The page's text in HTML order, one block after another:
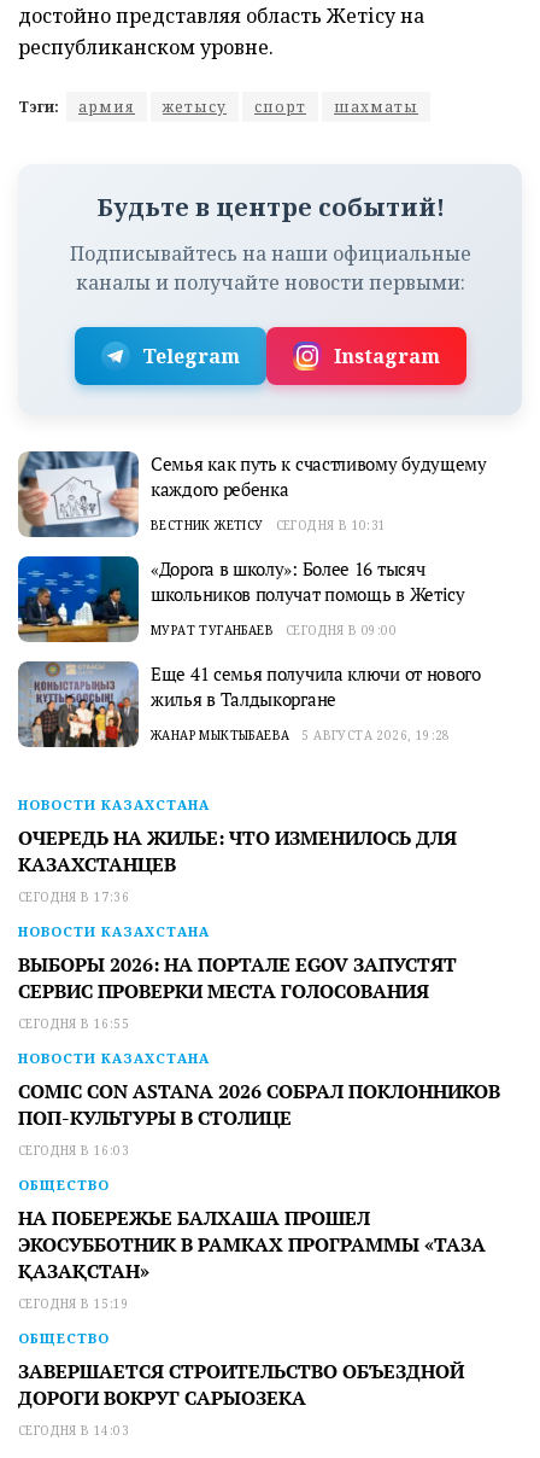
достойно представляя область Жетісу на
республиканском уровне.
Тэги: армия жетысу спорт шахматы
Будьте в центре событий!
Подписывайтесь на наши официальные
каналы и получайте новости первыми:
Telegram Instagram
Семья как путь к счастливому будущему
каждого ребенка
ВЕСТНИК ЖЕТІСУ СЕГОДНЯ В 10:31
«Дорога в школу»: Более 16 тысяч
школьников получат помощь в Жетісу
МУРАТ ТУГАНБАЕВ СЕГОДНЯ В 09:00
Еще 41 семья получила ключи от нового
жилья в Талдыкоргане
ЖАНАР МЫКТЫБАЕВА 5 АВГУСТА 2026, 19:28
НОВОСТИ КАЗАХСТАНА
ОЧЕРЕДЬ НА ЖИЛЬЕ: ЧТО ИЗМЕНИЛОСЬ ДЛЯ
КАЗАХСТАНЦЕВ
СЕГОДНЯ В 17:36
НОВОСТИ КАЗАХСТАНА
ВЫБОРЫ 2026: НА ПОРТАЛЕ EGOV ЗАПУСТЯТ
СЕРВИС ПРОВЕРКИ МЕСТА ГОЛОСОВАНИЯ
СЕГОДНЯ В 16:55
НОВОСТИ КАЗАХСТАНА
COMIC CON ASTANA 2026 СОБРАЛ ПОКЛОННИКОВ
ПОП-КУЛЬТУРЫ В СТОЛИЦЕ
СЕГОДНЯ В 16:03
ОБЩЕСТВО
НА ПОБЕРЕЖЬЕ БАЛХАША ПРОШЕЛ
ЭКОСУББОТНИК В РАМКАХ ПРОГРАММЫ «ТАЗА
ҚАЗАҚСТАН»
СЕГОДНЯ В 15:19
ОБЩЕСТВО
ЗАВЕРШАЕТСЯ СТРОИТЕЛЬСТВО ОБЪЕЗДНОЙ
ДОРОГИ ВОКРУГ САРЫОЗЕКА
СЕГОДНЯ В 14:03